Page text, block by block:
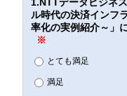
ル時代の決済インフ
率化の実例紹介～」
※
とても満足
満足